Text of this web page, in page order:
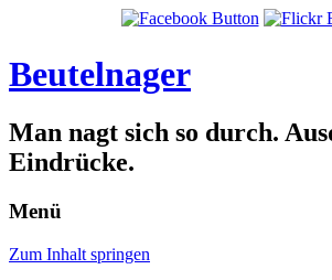
Beutelnager
Man nagt sich so durch.
Eindrücke.
Menü
Zum Inhalt springen